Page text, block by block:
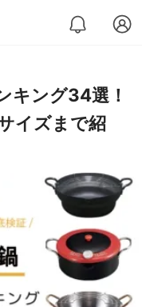
キング34選！
イズまで紹